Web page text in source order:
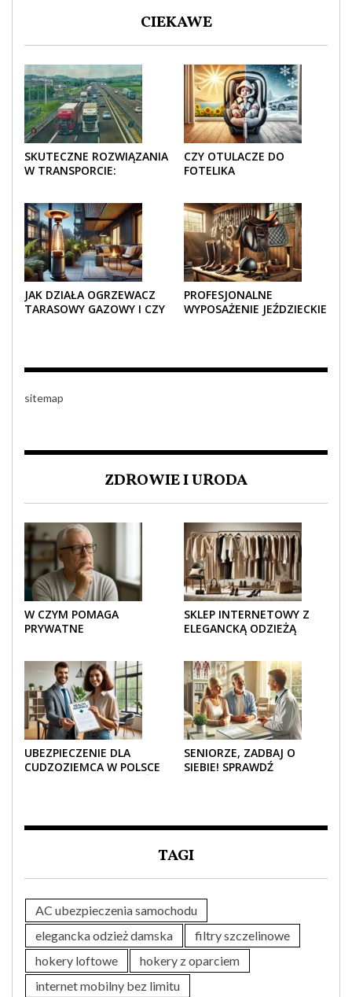
CIEKAWE
SKUTECZNE ROZWIĄZANIA
W TRANSPORCIE:
CZY OTULACZE DO
FOTELIKA
ZIMĄ?
JAK DZIAŁA OGRZEWACZ
TARASOWY GAZOWY I CZY
PROFESJONALNE
WYPOSAŻENIE JEŹDZIECKIE
sitemap
ZDROWIE I URODA
W CZYM POMAGA
PRYWATNE
SKLEP INTERNETOWY Z
ELEGANCKĄ ODZIEŻĄ
UBEZPIECZENIE DLA
CUDZOZIEMCA W POLSCE
SENIORZE, ZADBAJ O
SIEBIE! SPRAWDŹ
TAGI
AC ubezpieczenia samochodu
elegancka odzież damska
filtry szczelinowe
hokery loftowe
hokery z oparciem
internet mobilny bez limitu